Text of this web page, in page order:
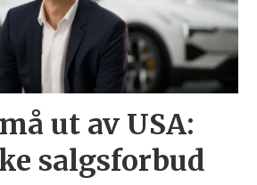
ut av USA:
salgsforbud